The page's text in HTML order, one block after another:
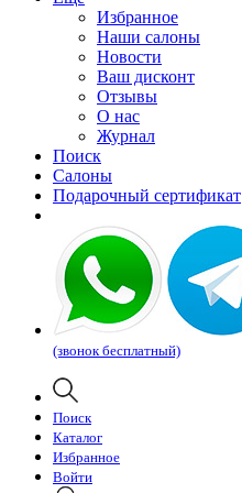
Избранное
Наши салоны
Новости
Ваш дисконт
Отзывы
О нас
Журнал
Поиск
Салоны
Подарочный сертификат
(звонок бесплатный)
Поиск
Каталог
Избранное
Войти